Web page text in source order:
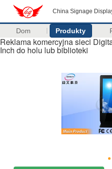
China Signage
Dom Produkty
Reklama komercyjna sieci
Inch do holu lub biblioteki